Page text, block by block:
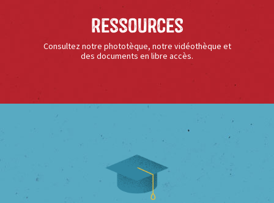
Ressources
Consultez notre phototèque, notre vidéothèque et
des documents en libre accès.